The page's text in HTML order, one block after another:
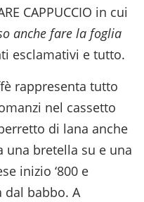
CAPPUCCIO in cui
anche fare la foglia
esclamativi e tutto.
rappresenta tutto
nel cassetto
di lana anche
una bretella su e una
inizio ‘800 e
babbo. A